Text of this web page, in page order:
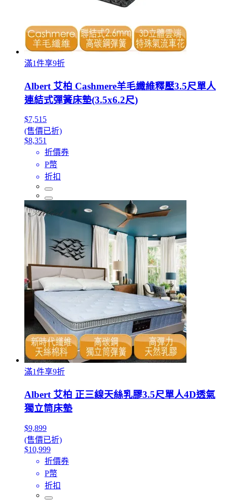
滿1件享9折
Albert 艾柏 Cashmere羊毛纖維釋壓3.5尺單人
連結式彈簧床墊(3.5x6.2尺)
$7,515
(售價已折)
$8,351
折價券
P幣
折扣
滿1件享9折
Albert 艾柏 正三線天絲乳膠3.5尺單人4D透氣
獨立筒床墊
$9,899
(售價已折)
$10,999
折價券
P幣
折扣